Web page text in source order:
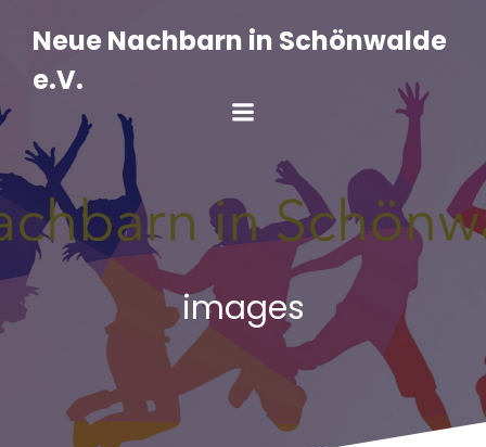
Inhalt
springenNeue Nachbarn in Schönwalde
e.V.
images